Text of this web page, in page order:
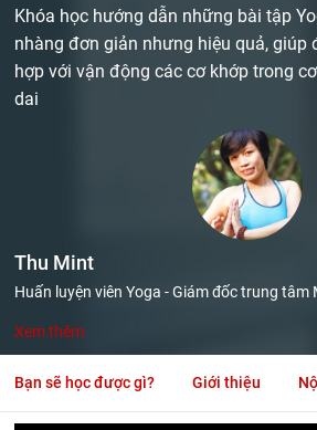
Khóa học hướng dẫn những bài tập
nhàng đơn giản nhưng hiệu quả, giúp
hợp với vận động các cơ khớp trong
dai
Thu Mint
Huấn luyện viên Yoga - Giám đốc trung tâm
Xem thêm
Bạn sẽ học được gì? Giới thiệu